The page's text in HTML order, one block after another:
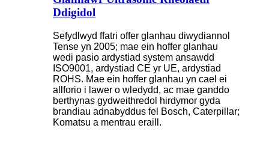
Ddigidol
Sefydlwyd ffatri offer glanhau diwydiannol
Tense yn 2005; mae ein hoffer glanhau
wedi pasio ardystiad system ansawdd
ISO9001, ardystiad CE yr UE, ardystiad
ROHS. Mae ein hoffer glanhau yn cael ei
allforio i lawer o wledydd, ac mae ganddo
berthynas gydweithredol hirdymor gyda
brandiau adnabyddus fel Bosch, Caterpillar;
Komatsu a mentrau eraill.